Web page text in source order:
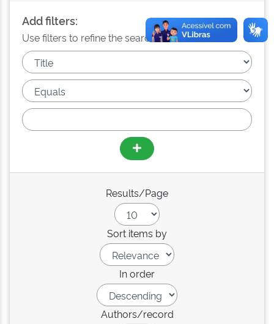
Add filters:
Use filters to refine the search results.
Results/Page
Sort items by
In order
Authors/record